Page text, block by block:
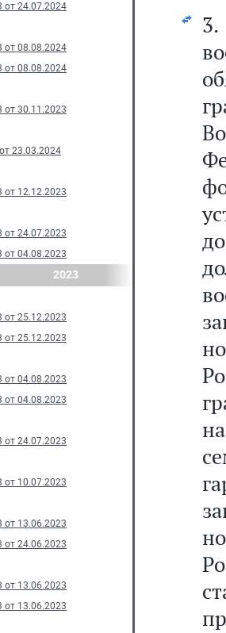
от 24.07.2024
от 08.08.2024
от 08.08.2024
от 30.11.2023
23.03.2024
от 12.12.2023
от 24.07.2023
от 04.08.2023
2023
от 25.12.2023
от 25.12.2023
от 04.08.2023
от 04.08.2023
от 24.07.2023
от 10.07.2023
от 13.06.2023
от 24.06.2023
от 13.06.2023
от 13.06.2023